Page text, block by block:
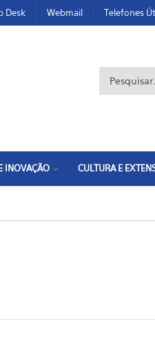
Desk Webmail Telefones
INOVAÇÃO CULTURA E